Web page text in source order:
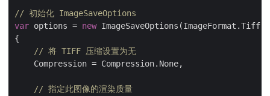
// 初始化 ImageSaveOptions
var options = new ImageSaveOptions(ImageFormat.Tiff)
{
// 将 TIFF 压缩设置为无
    Compression = Compression.None,
// 指定此图像的渲染质量